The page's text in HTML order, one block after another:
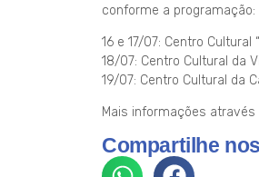
conforme a programação:
16 e 17/07: Centro Cultural
18/07: Centro Cultural da
19/07: Centro Cultural da
Mais informações
Compartilhe